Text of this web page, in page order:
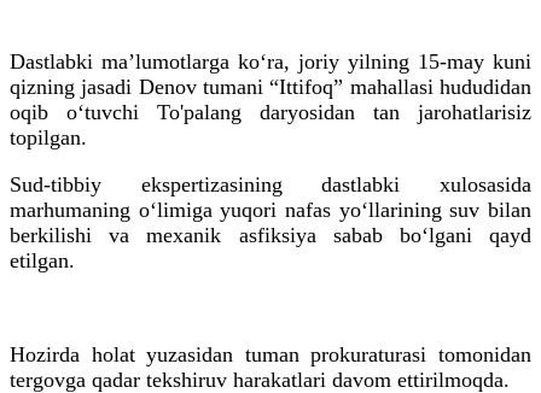
Dastlabki ma’lumotlarga ko‘ra, joriy yilning 15-may kuni
qizning jasadi Denov tumani “Ittifoq” mahallasi hududidan
oqib o‘tuvchi To'palang daryosidan tan jarohatlarisiz
topilgan.
Sud-tibbiy ekspertizasining dastlabki xulosasida
marhumaning o‘limiga yuqori nafas yo‘llarining suv bilan
berkilishi va mexanik asfiksiya sabab bo‘lgani qayd
etilgan.
Hozirda holat yuzasidan tuman prokuraturasi tomonidan
tergovga qadar tekshiruv harakatlari davom ettirilmoqda.